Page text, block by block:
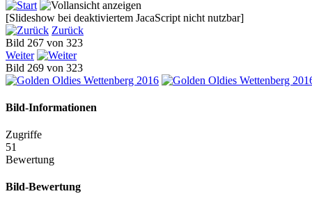
[Slideshow bei deaktiviertem JacaScript nicht nutzbar]
Zurück
Bild 267 von 323
Weiter
Bild 269 von 323
Bild-Informationen
Zugriffe
51
Bewertung
Bild-Bewertung